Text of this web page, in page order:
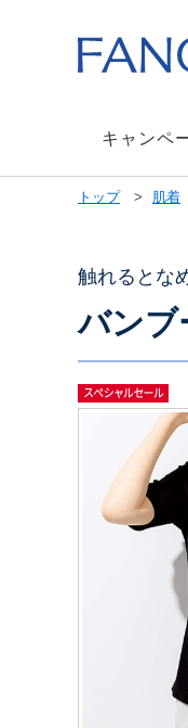
メ
キャンペ
トップ 肌着
触れるとな
バンブ